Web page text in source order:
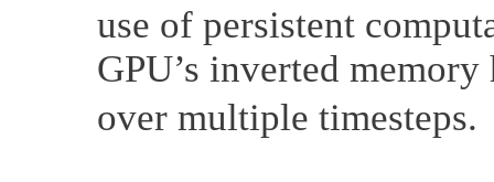
use of persistent
GPU’s inverted
over multiple